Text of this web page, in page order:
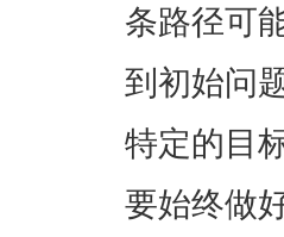
条路径可
到初始问
特定的目
要始终做